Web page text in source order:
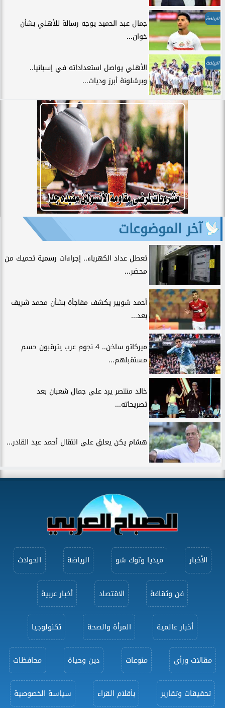
الرياضة
جمال عبد الحميد يوجه رسالة للأهلي بشأن
خوان...
الرياضة
الأهلي يواصل استعداداته في إسبانيا..
وبرشلونة أبرز وديات...
آخر الموضوعات
تعطل عداد الكهرباء.. إجراءات رسمية تحميك من
محضر...
أحمد شوبير يكشف مفاجأة بشأن محمد شريف
بعد...
ميركاتو ساخن.. 4 نجوم عرب يترقبون حسم
مستقبلهم...
خالد منتصر يرد على جمال شعبان بعد
تصريحاته...
هشام يكن يعلق على انتقال أحمد عبد القادر...
الأخبار ميديا وتوك شو الرياضة الحوادث
فن وثقافة الاقتصاد أخبار عربية
أخبار عالمية المرأة والصحة تكنولوجيا
مقالات ورأى منوعات دين وحياة محافظات
تحقيقات وتقارير بأقلام القراء سياسة الخصوصية